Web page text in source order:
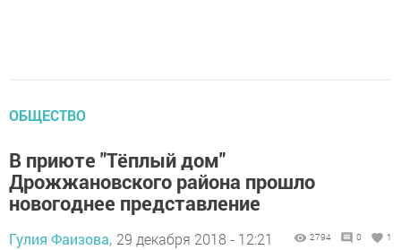
ОБЩЕСТВО
В приюте "Тёплый дом"
Дрожжановского района прошло
новогоднее представление
Гулия Фаизова, 29 декабря 2018 - 12:21 2794 0 1